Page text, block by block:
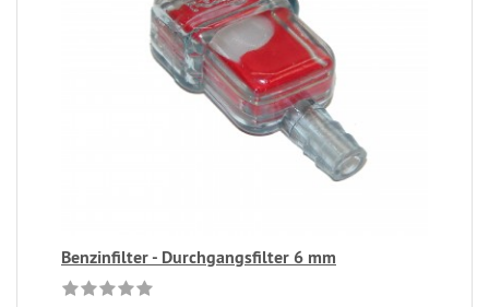
Benzinfilter - Durchgangsfilter 6 mm